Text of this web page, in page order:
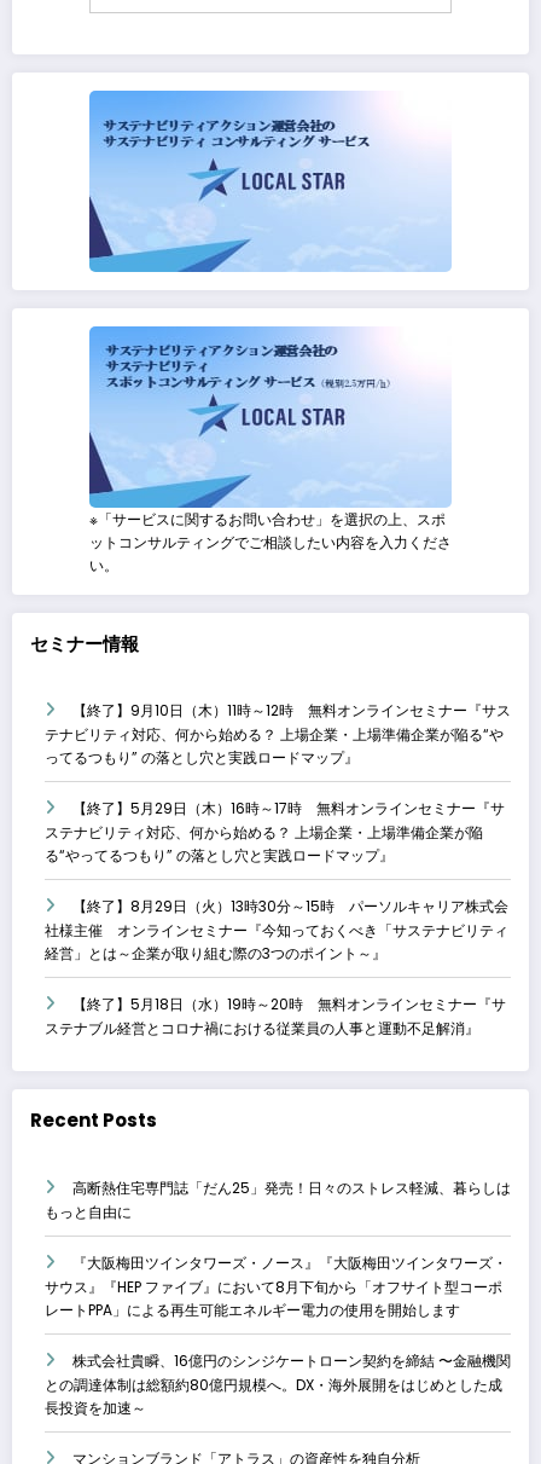
※「サービスに関するお問い合わせ」を選択の上、スポ
ットコンサルティングでご相談したい内容を入力くださ
い。
セミナー情報
【終了】9月10日（木）11時～12時 無料オンラインセミナー『サス
テナビリティ対応、何から始める？ 上場企業・上場準備企業が陥る“や
ってるつもり” の落とし穴と実践ロードマップ』
【終了】5月29日（木）16時～17時 無料オンラインセミナー『サ
ステナビリティ対応、何から始める？ 上場企業・上場準備企業が陥
る“やってるつもり” の落とし穴と実践ロードマップ』
【終了】8月29日（火）13時30分～15時 パーソルキャリア株式会
社様主催 オンラインセミナー『今知っておくべき「サステナビリティ
経営」とは～企業が取り組む際の3つのポイント～』
【終了】5月18日（水）19時～20時 無料オンラインセミナー『サ
ステナブル経営とコロナ禍における従業員の人事と運動不足解消』
Recent Posts
高断熱住宅専門誌「だん25」発売！日々のストレス軽減、暮らしは
もっと自由に
『大阪梅田ツインタワーズ・ノース』『大阪梅田ツインタワーズ・
サウス』『HEP ファイブ』において8月下旬から「オフサイト型コーポ
レートPPA」による再生可能エネルギー電力の使用を開始します
株式会社貴瞬、16億円のシンジケートローン契約を締結 〜金融機関
との調達体制は総額約80億円規模へ。DX・海外展開をはじめとした成
長投資を加速～
マンションブランド「アトラス」の資産性を独自分析